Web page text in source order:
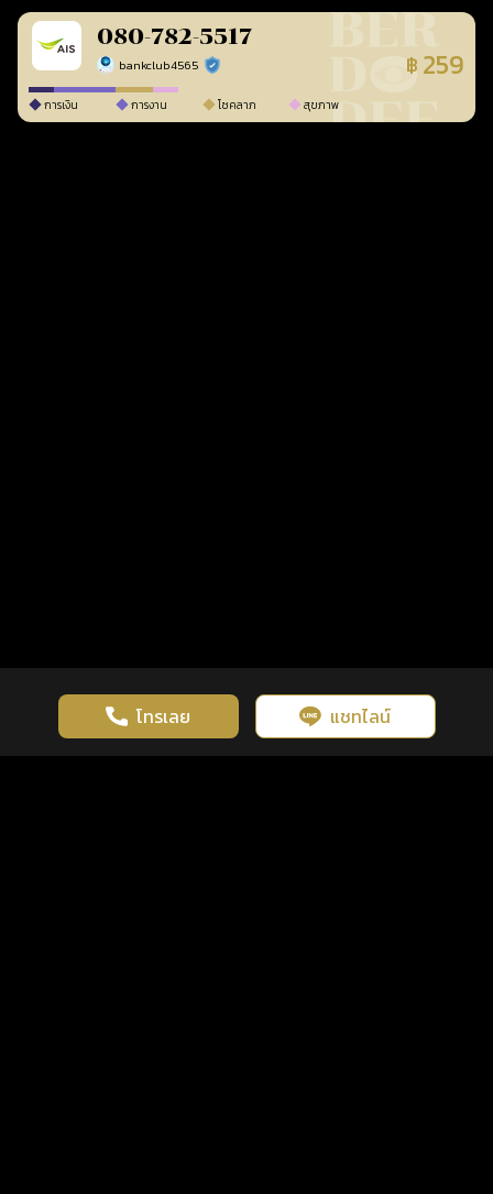
080-782-5517
bankclub4565 ร้านยืนยันแล้ว ฿ 259
การเงิน การงาน โชคลาภ สุขภาพ
โทรเลย แชทไลน์
เว็บไซต์นี้มีการใช้งานคุกกี้ เพื่อเพิ่มประสิทธิภาพและประสบการณ์ที่ดี
ในการใช้งานเว็บไซต์ นโยบายความเป็นส่วนตัว
รู้ก่อน พร้อมกว่า ทุกจังหวะชีวิต คลิกดูดวงฟรี